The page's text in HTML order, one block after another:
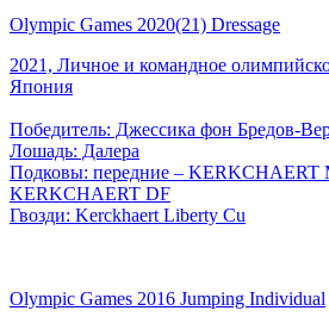
Olympic Games 2020(21) Dressage
2021, Личное и командное
Япония
Победитель: Джессика фон Бредов-
Лошадь: Далера
Подковы: передние – KERKCHAERT
KERKCHAERT DF
Гвозди: Kerckhaert Liberty Cu
Olympic Games 2016 Jumping Individual